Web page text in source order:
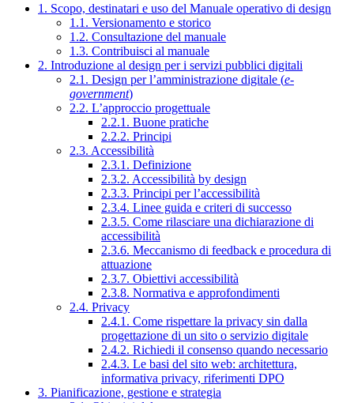
1. Scopo, destinatari e uso del Manuale operativo di design
1.1. Versionamento e storico
1.2. Consultazione del manuale
1.3. Contribuisci al manuale
2. Introduzione al design per i servizi pubblici digitali
2.1. Design per l’amministrazione digitale (e-
government)
2.2. L’approccio progettuale
2.2.1. Buone pratiche
2.2.2. Principi
2.3. Accessibilità
2.3.1. Definizione
2.3.2. Accessibilità by design
2.3.3. Principi per l’accessibilità
2.3.4. Linee guida e criteri di successo
2.3.5. Come rilasciare una dichiarazione di
accessibilità
2.3.6. Meccanismo di feedback e procedura di
attuazione
2.3.7. Obiettivi accessibilità
2.3.8. Normativa e approfondimenti
2.4. Privacy
2.4.1. Come rispettare la privacy sin dalla
progettazione di un sito o servizio digitale
2.4.2. Richiedi il consenso quando necessario
2.4.3. Le basi del sito web: architettura,
informativa privacy, riferimenti DPO
3. Pianificazione, gestione e strategia